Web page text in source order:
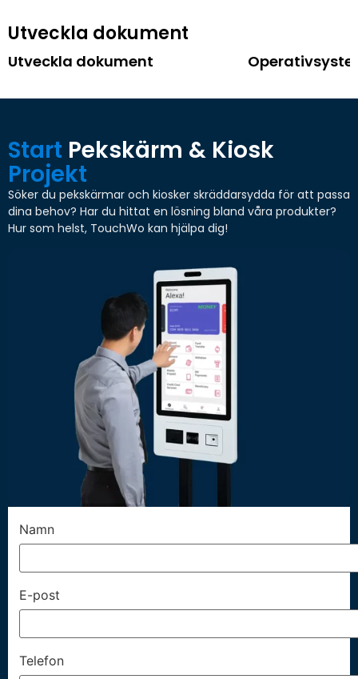
Utveckla dokument
Utveckla dokument
Start Pekskärm & Kiosk
Projekt
Söker du pekskärmar och kiosker skräddarsydda för att passa
dina behov? Har du hittat en lösning bland våra produkter?
Hur som helst, TouchWo kan hjälpa dig!
Namn
E-post
Telefon